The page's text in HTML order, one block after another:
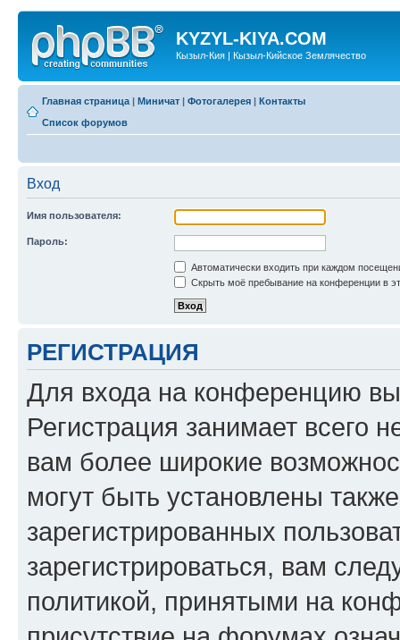
KYZYL-KIYA.COM
Кызыл-Кия | Кызыл-Кийское Землячество
Главная страница | Миничат | Фотогалерея | Контакты
Список форумов
Вход
Имя пользователя:
Пароль:
Автоматически входить при каждом
Скрыть моё пребывание на конференции в
РЕГИСТРАЦИЯ
Для входа на конференцию
Регистрация занимает всего
вам более широкие
могут быть установлены
зарегистрированных
зарегистрироваться, вам
политикой, принятыми на